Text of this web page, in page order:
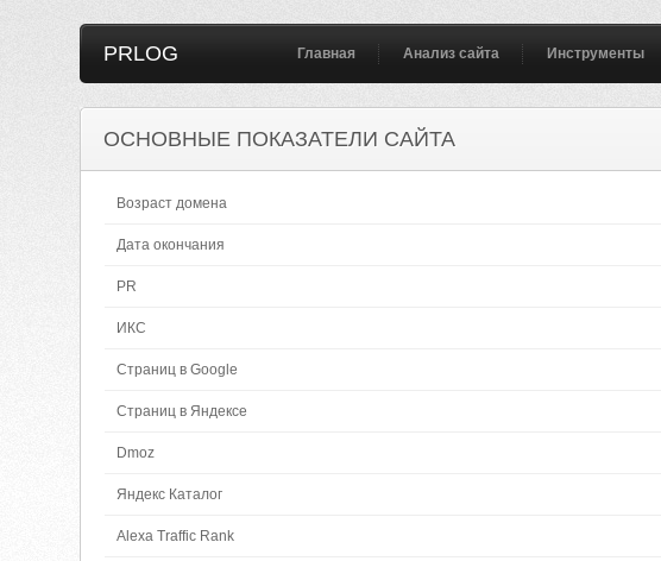
PRLOG Главная Анализ сайта Инструменты
ОСНОВНЫЕ ПОКАЗАТЕЛИ САЙТА
Возраст домена
Дата окончания
PR
ИКС
Страниц в Google
Страниц в Яндексе
Dmoz
Яндекс Каталог
Alexa Traffic Rank